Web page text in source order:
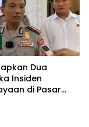
Dua
Insiden
di Pasar